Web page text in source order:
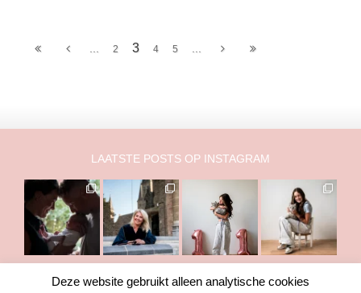
2 3 4 5
LAATSTE POSTS OP INSTAGRAM
Deze website gebruikt alleen analytische cookies